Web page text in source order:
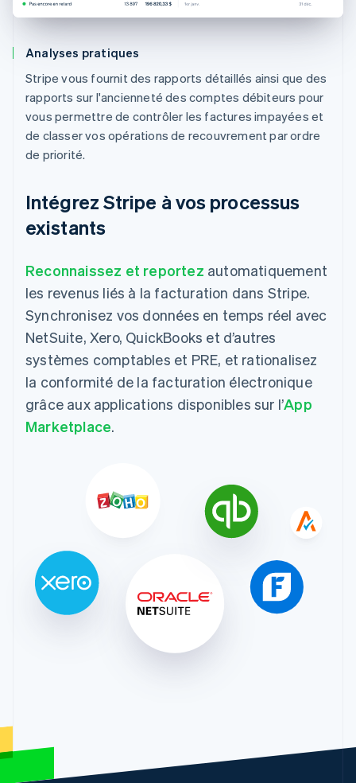
Analyses pratiques
Stripe vous fournit des rapports détaillés ainsi que des
rapports sur l'ancienneté des comptes débiteurs pour
vous permettre de contrôler les factures impayées et
de classer vos opérations de recouvrement par ordre
de priorité.
Intégrez Stripe à vos processus
existants
Reconnaissez et reportez automatiquement
les revenus liés à la facturation dans Stripe.
Synchronisez vos données en temps réel avec
NetSuite, Xero, QuickBooks et d’autres
systèmes comptables et PRE, et rationalisez
la conformité de la facturation électronique
grâce aux applications disponibles sur l’App
Marketplace.